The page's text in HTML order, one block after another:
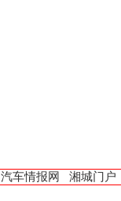
汽车情报网 湘城门户